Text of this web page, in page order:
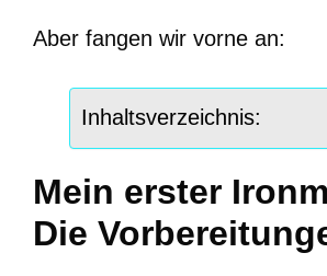
Aber fangen wir vorne an:
Inhaltsverzeichnis:
Mein erster
Die